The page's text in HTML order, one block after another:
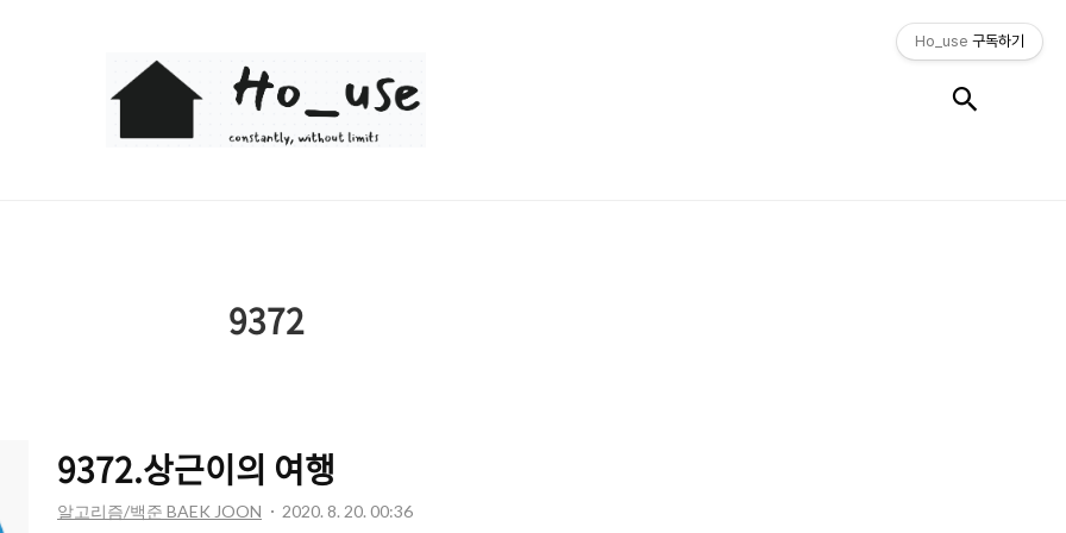
Ho_use
9372
9372.상근이의 여행
알고리즘/백준 BAEK JOON 2020. 8. 20. 00:36
Ho_use 구독하기